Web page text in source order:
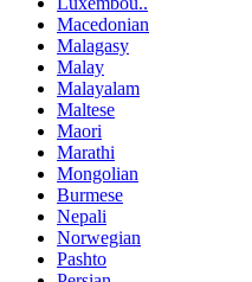
Macedonian
Malagasy
Malay
Malayalam
Maltese
Maori
Marathi
Mongolian
Burmese
Nepali
Norwegian
Pashto